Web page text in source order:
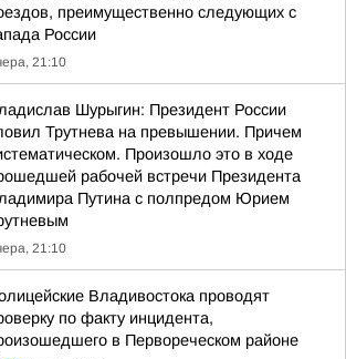
преимущественно следующих с
России
21:10
Шурыгин: Президент России
Трутнева на превышении. Причем
Произошло это в ходе
рабочей встречи Президента
Путина с полпредом Юрием
21:10
Владивостока проводят
по факту инцидента,
в Первореческом районе